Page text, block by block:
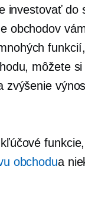
investovať do
obchodov
môžete
zvýšenie
obchodua